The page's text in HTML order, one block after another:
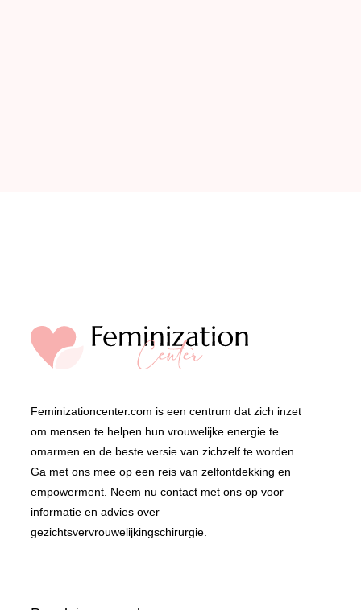
Feminizationcenter.com is een centrum dat zich inzet
om mensen te helpen hun vrouwelijke energie te
omarmen en de beste versie van zichzelf te worden.
Ga met ons mee op een reis van zelfontdekking en
empowerment. Neem nu contact met ons op voor
informatie en advies over
gezichtsvervrouwelijkingschirurgie.